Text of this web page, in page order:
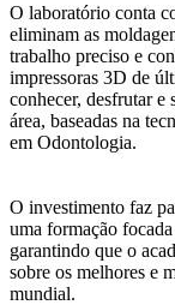
O laboratório conta
eliminam as
trabalho preciso e
impressoras 3D de
conhecer, desfrutar e
área, baseadas na
em Odontologia.
O investimento faz
uma formação
garantindo que o
sobre os melhores e
mundial.